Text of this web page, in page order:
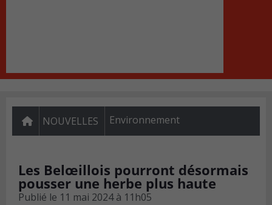
NOUVELLES Environnement
Les Belœillois pourront désormais
pousser une herbe plus haute
Publié le 11 mai 2024 à 11h05